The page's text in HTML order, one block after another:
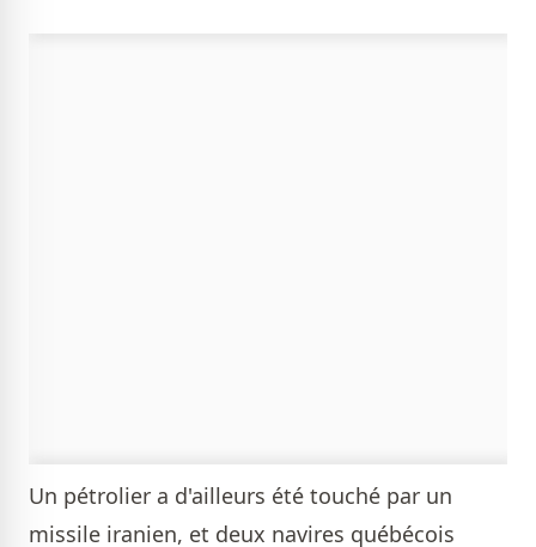
Un pétrolier a d'ailleurs été touché par un
missile iranien, et deux navires québécois